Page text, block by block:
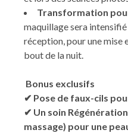
Transformation
maquillage sera
réception, pour une mise
bout de la nuit.
Bonus exclusifs
✔ Pose de faux-cils
✔ Un soin
massage) pour une